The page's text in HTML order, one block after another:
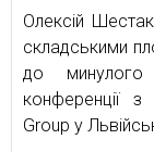
Олексій Шестак
складськими
до минулого
конференції
Group у